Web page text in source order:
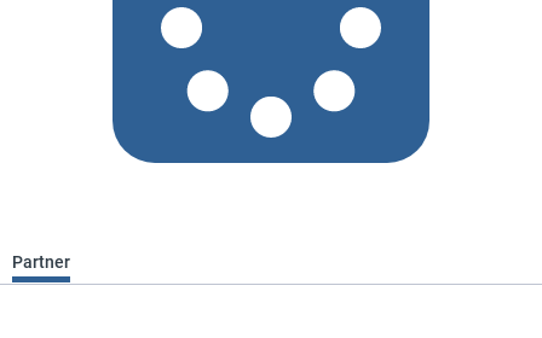
Partner